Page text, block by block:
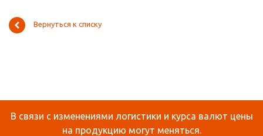
Вернуться к списку
В связи с изменениями логистики и курса валют цены
на продукцию могут меняться.